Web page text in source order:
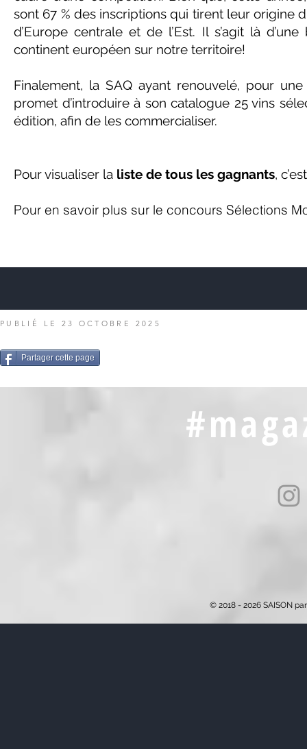
sont 67 % des inscriptions qui tirent leur origine
d’Europe centrale et de l’Est. Il s’agit là
continent européen sur notre territoire!
Finalement, la SAQ ayant renouvelé, pour
promet d’introduire à son catalogue 25 vins
édition, afin de les commercialiser.
Pour visualiser la liste de tous les gagnants,
Pour en savoir plus sur le concours Sélections
PUBLIÉ LE 23 OCTOBRE 2025
Partager cette page
© 2018 - 2026 SAISON